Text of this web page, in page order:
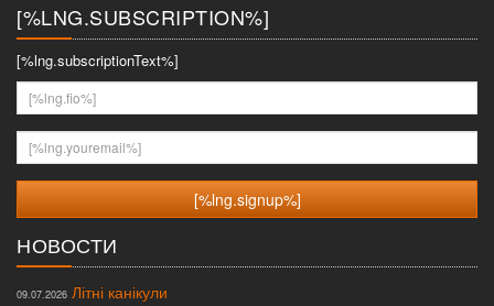
[%LNG.SUBSCRIPTION%]
[%lng.subscriptionText%]
[%lng.fio%]
[%lng.youremail%]
НОВОСТИ
09.07.2026 Літні канікули